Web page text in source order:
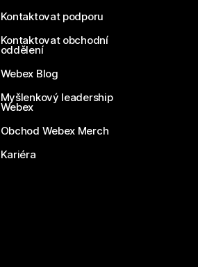
Kontaktovat podporu
Kontaktovat obchodní
oddělení
Webex Blog
Myšlenkový leadership
Webex
Obchod Webex Merch
Kariéra